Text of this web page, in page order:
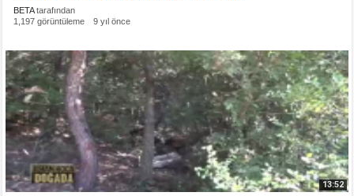
BETAtarafından
1,197 görüntüleme
9 yıl önce
13:52